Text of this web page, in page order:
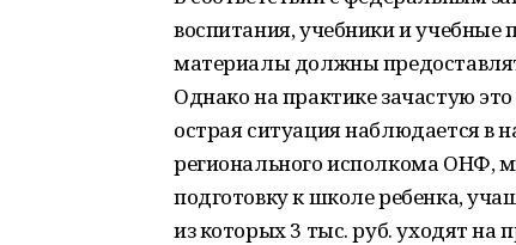
воспитания, учебники и учебные
материалы должны
Однако на практике зачастую
острая ситуация наблюдается
регионального исполкома ОНФ,
подготовку к школе ребенка,
из которых 3 тыс. руб. уходят на